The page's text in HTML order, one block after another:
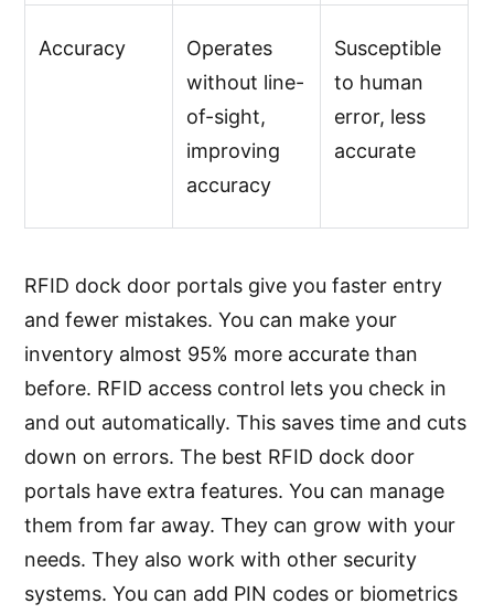
Accuracy
Operates
without line-
of-sight,
improving
accuracy
Susceptible
to human
error, less
accurate
RFID dock door portals give you faster entry
and fewer mistakes. You can make your
inventory almost 95% more accurate than
before. RFID access control lets you check in
and out automatically. This saves time and cuts
down on errors. The best RFID dock door
portals have extra features. You can manage
them from far away. They can grow with your
needs. They also work with other security
systems. You can add PIN codes or biometrics